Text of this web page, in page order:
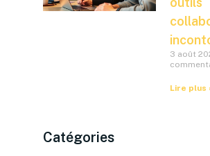
3 août
Lire plus
Catégories